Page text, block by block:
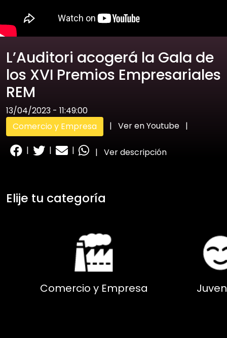
L’Auditori acogerá la Gala de
los XVI Premios Empresariales
REM
13/04/2023 - 11:49:00
Comercio y Empresa
| Ver en Youtube |
| | | | Ver descripción
Elije tu categoría
Comercio y Empresa